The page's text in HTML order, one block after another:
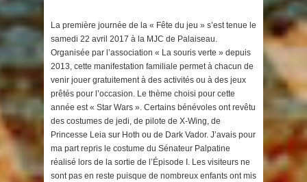
La première journée de la « Fête du jeu » s’est tenue le
samedi 22 avril 2017 à la MJC de Palaiseau.
Organisée par l’association « La souris verte » depuis
2013, cette manifestation familiale permet à chacun de
venir jouer gratuitement à des activités ou à des jeux
prêtés pour l’occasion. Le thème choisi pour cette
année est « Star Wars ». Certains bénévoles ont revêtu
des costumes de jedi, de pilote de X-Wing, de
Princesse Leia sur Hoth ou de Dark Vador. J’avais pour
ma part repris le costume du Sénateur Palpatine
réalisé lors de la sortie de l’Épisode I. Les visiteurs ne
sont pas en reste puisque de nombreux enfants ont mis